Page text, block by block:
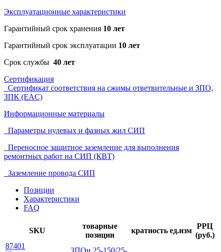
Эксплуатационные характеристики
Гарантийный срок хранения 10 лет
Гарантийный срок эксплуатации 10 лет
Срок службы 40 лет
Сертификация
Сертификат соответствия на сжимы ответвительные и ЗПО,
ЗПК (EAC)
Информационные материалы
Параметры нулевых и фазных жил СИП
Переносное защитное заземление для выполнения
ремонтных работ на СИП (КВТ)
Заземление провода СИП
Позиции
Характеристики
FAQ
SKU
товарные
позиции
кратность ед.изм
РРЦ
(руб.)
87401